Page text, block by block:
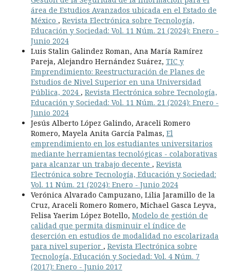
área de Estudios Avanzados ubicada en el Estado de
México , Revista Electrónica sobre Tecnología,
Educación y Sociedad: Vol. 11 Núm. 21 (2024): Enero -
Junio 2024
Luis Stalin Galindez Roman, Ana María Ramírez
Pareja, Alejandro Hernández Suárez, TIC y
Emprendimiento: Reestructuración de Planes de
Estudios de Nivel Superior en una Universidad
Pública, 2024 , Revista Electrónica sobre Tecnología,
Educación y Sociedad: Vol. 11 Núm. 21 (2024): Enero -
Junio 2024
Jesús Alberto López Galindo, Araceli Romero
Romero, Mayela Anita García Palmas, El
emprendimiento en los estudiantes universitarios
mediante herramientas tecnológicas - colaborativas
para alcanzar un trabajo decente , Revista
Electrónica sobre Tecnología, Educación y Sociedad:
Vol. 11 Núm. 21 (2024): Enero - Junio 2024
Verónica Alvarado Campuzano, Lilia Jaramillo de la
Cruz, Araceli Romero Romero, Michael Gasca Leyva,
Felisa Yaerim López Botello, Modelo de gestión de
calidad que permita disminuir el índice de
deserción en estudios de modalidad no escolarizada
para nivel superior , Revista Electrónica sobre
Tecnología, Educación y Sociedad: Vol. 4 Núm. 7
(2017): Enero - Junio 2017